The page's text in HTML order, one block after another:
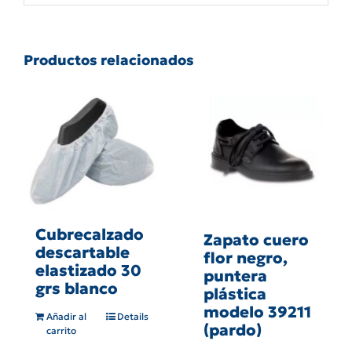
Productos relacionados
Cubrecalzado
descartable
elastizado 30
grs blanco
Añadir al
carrito
Details
Zapato cuero
flor negro,
puntera
plástica
modelo 39211
(pardo)